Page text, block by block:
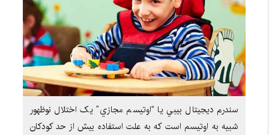
سندرم ديجيتال بيبي يا “اوتيسم مجازي” يک اختلال نوظهور
شبيه به اوتيسم است که به علت استفاده بيش از حد کودکان